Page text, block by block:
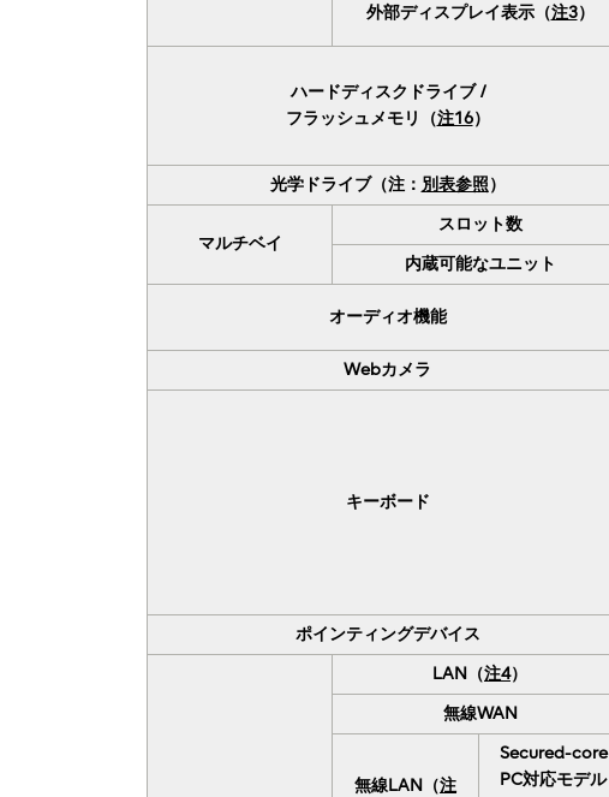
外部ディスプレイ表示（注3）
ハードディスクドライブ /
フラッシュメモリ（注16）
光学ドライブ（注： 別表参照）
マルチベイ
スロット数
内蔵可能なユニット
オーディオ機能
Webカメラ
キーボード
ポインティングデバイス
LAN（注4）
無線WAN
無線LAN（注
Secured-core
PC対応モデル